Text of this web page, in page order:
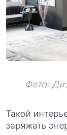
Фото:
Такой
заряжать